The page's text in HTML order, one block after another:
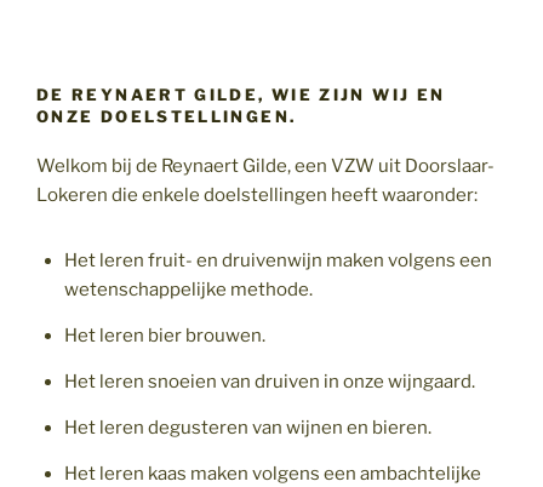
DE REYNAERT GILDE, WIE ZIJN WIJ EN
ONZE DOELSTELLINGEN.
Welkom bij de Reynaert Gilde, een VZW uit Doorslaar-
Lokeren die enkele doelstellingen heeft waaronder:
Het leren fruit- en druivenwijn maken volgens een
wetenschappelijke methode.
Het leren bier brouwen.
Het leren snoeien van druiven in onze wijngaard.
Het leren degusteren van wijnen en bieren.
Het leren kaas maken volgens een ambachtelijke